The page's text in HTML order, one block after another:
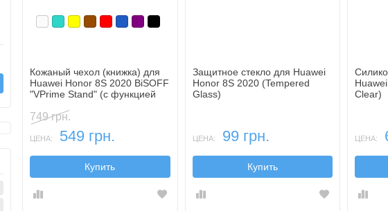
БелыйБирюзовый
Желтый
Коричневый
Красный
Синий, темный
Фиолетовый, темный
Черный
Кожаный чехол (книжка) для
Huawei Honor 8S 2020 BiSOFF
"VPrime Stand" (с функцией
749 грн.
ЦЕНА: 549 грн.
Купить
Защитное стекло для Huawei
Honor 8S 2020 (Tempered
Glass)
ЦЕНА: 99 грн.
Купить
Clear)
ЦЕНА: